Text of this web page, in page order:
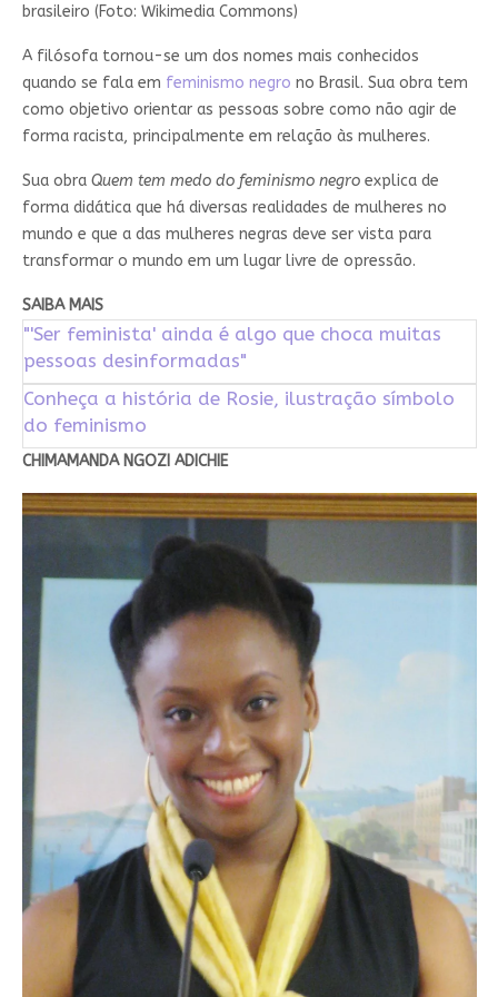
brasileiro (Foto: Wikimedia Commons)
A filósofa tornou-se um dos nomes mais conhecidos
quando se fala em feminismo negro no Brasil. Sua obra tem
como objetivo orientar as pessoas sobre como não agir de
forma racista, principalmente em relação às mulheres.
Sua obraQuem tem medo do feminismo negro explica de
forma didática que há diversas realidades de mulheres no
mundo e que a das mulheres negras deve ser vista para
transformar o mundo em um lugar livre de opressão.
SAIBA MAIS
"'Ser feminista' ainda é algo que choca muitas
pessoas desinformadas"
Conheça a história de Rosie, ilustração símbolo
do feminismo
CHIMAMANDA NGOZI ADICHIE